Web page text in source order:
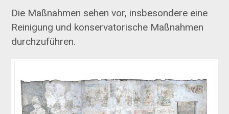
Die Maßnahmen sehen vor, insbesondere eine
Reinigung und konservatorische Maßnahmen
durchzuführen.